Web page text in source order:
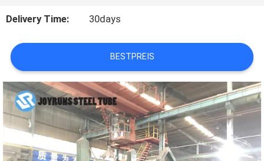
MIT
UNS
IN
VERBINDUNG
Delivery Time: 30days
BESTPREIS